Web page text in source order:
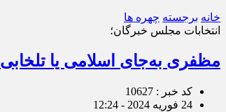
خانه برجسته چهره ها
انتخابات مجلس خبرگان؛
مظفری به‌جای اسلامی یا تلخابی
کد خبر : 10627
24 فوریه 2024 - 12:24